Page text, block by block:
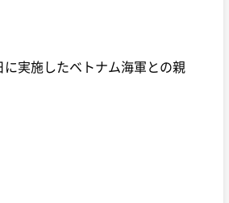
実施したベトナム海軍との親